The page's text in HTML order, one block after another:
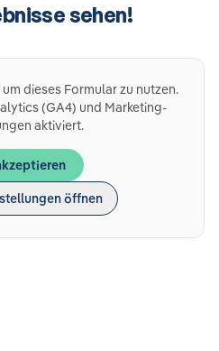
sehen!
dieses Formular zu nutzen.
(GA4) und Marketing-
aktiviert.
öffnen